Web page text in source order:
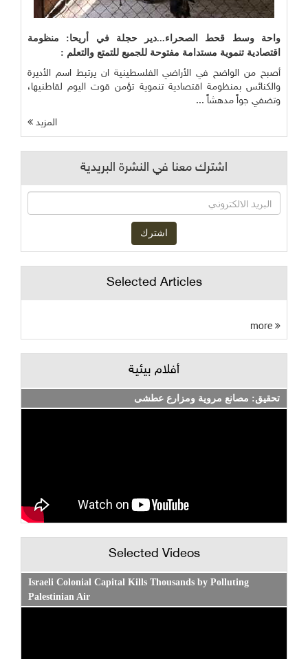
واحة وسط قحط الصحراء...دير حجلة في أريحا: منظومة
اقتصادية تنموية مستدامة مفتوحة للجميع للتمتع والتعلم :
أصبح من الواضح في الأراضي الفلسطينية ان يرتبط اسم الأديرة
والكنائس بمنظومة اقتصادية تنموية تؤمن قوت اليوم لقاطنيها،
وتضفي جواً مدهشاً ...
المزيد
اشترك معنا في النشرة البريدية
Selected Articles
أفلام بيئية
تحقيق: مصانع مروية ومزارع عطشى
Selected Videos
Israeli Colonial Capital Kills Thousands by Polluting
Palestinian Air